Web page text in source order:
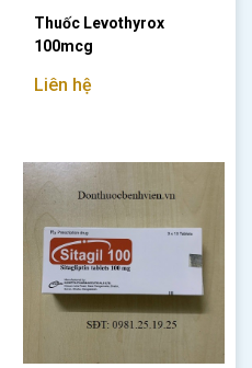
Thuốc Levothyrox
100mcg
Liên hệ